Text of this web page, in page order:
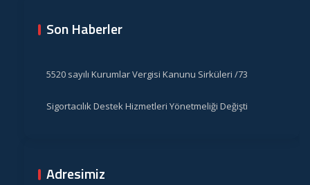
Son Haberler
5520 sayılı Kurumlar Vergisi Kanunu Sirküleri /73
Sigortacılık Destek Hizmetleri Yönetmeliği Değişti
Adresimiz